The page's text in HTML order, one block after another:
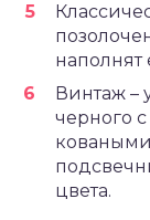
Винтаж –
черного
цвета.